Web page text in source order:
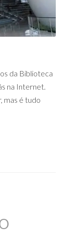
da Biblioteca
na Internet.
mas é tudo